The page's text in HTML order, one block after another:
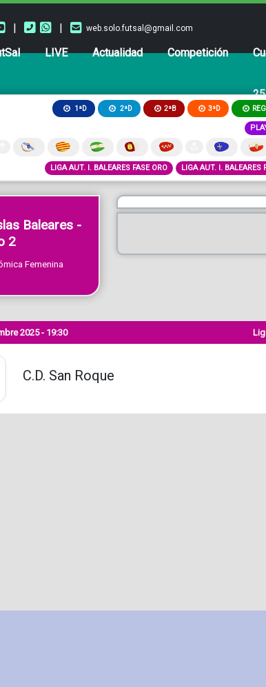
| | web.solo.futsal@gmail.com
LIVE Actualidad Competición
1ªD 2ªD 2ªB 3ªD REG
LIGA AUT. I. BALEARES FASE ORO LIGA AUT. I. BALEARES
Baleares -
2
Femenina
2025 - 19:30
C.D. San Roque